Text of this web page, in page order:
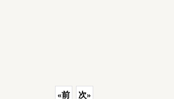
«前 次»